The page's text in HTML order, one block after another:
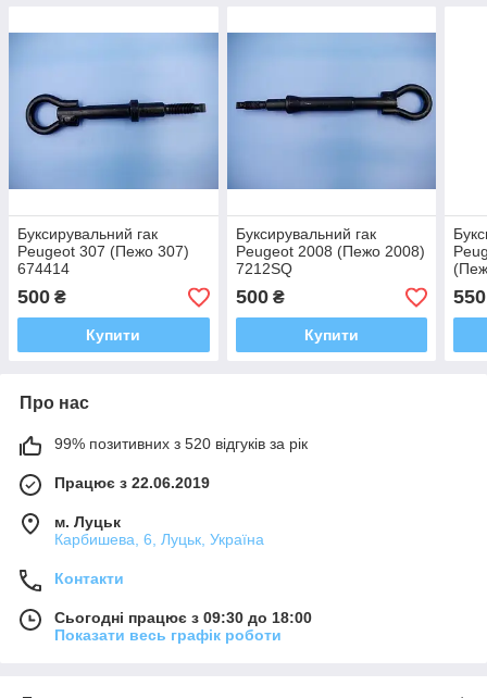
Буксирувальний гак
Peugeot 307 (Пежо 307)
674414
500 ₴
Купити
Буксирувальний гак
Peugeot 2008 (Пежо 2008)
7212SQ
500₴
Купити
550
Про нас
99% позитивних з 520 відгуків за рік
Працює з 22.06.2019
м. Луцьк
Карбишева, 6, Луцьк, Україна
Контакти
Сьогодні працює з 09:30 до 18:00
Показати весь графік роботи